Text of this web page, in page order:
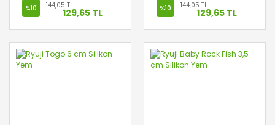
%10 144,05 TL
129,65 TL %10 144,05 TL
129,65 TL